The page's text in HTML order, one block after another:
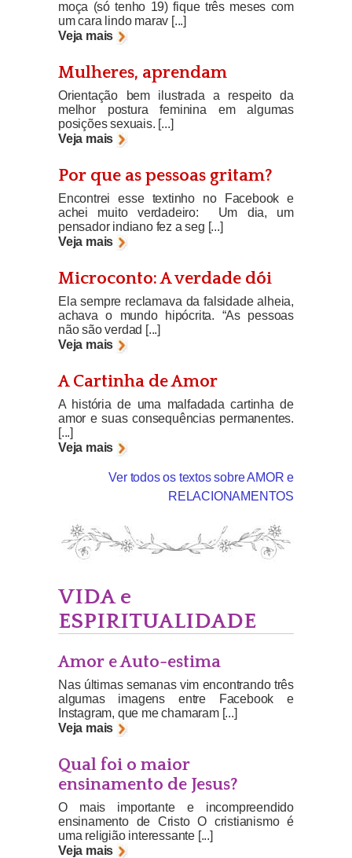
moça (só tenho 19) fique três meses com
um cara lindo marav [...]
Veja mais
Mulheres, aprendam
Orientação bem ilustrada a respeito da
melhor postura feminina em algumas
posições sexuais. [...]
Veja mais
Por que as pessoas gritam?
Encontrei esse textinho no Facebook e
achei muito verdadeiro: Um dia, um
pensador indiano fez a seg [...]
Veja mais
Microconto: A verdade dói
Ela sempre reclamava da falsidade alheia,
achava o mundo hipócrita. “As pessoas
não são verdad [...]
Veja mais
A Cartinha de Amor
A história de uma malfadada cartinha de
amor e suas consequências permanentes.
[...]
Veja mais
Ver todos os textos sobre AMOR e
RELACIONAMENTOS
VIDA e
ESPIRITUALIDADE
Amor e Auto-estima
Nas últimas semanas vim encontrando três
algumas imagens entre Facebook e
Instagram, que me chamaram [...]
Veja mais
Qual foi o maior
ensinamento de Jesus?
O mais importante e incompreendido
ensinamento de Cristo O cristianismo é
uma religião interessante [...]
Veja mais